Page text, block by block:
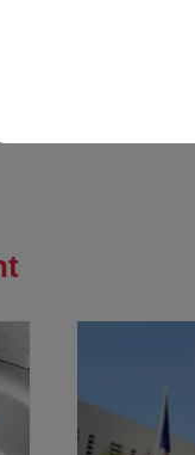
sur la chaîne
: 30 octobre 2025 à